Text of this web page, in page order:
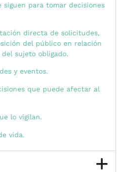
siguen para tomar decisiones
directa de solicitudes,
del público en relación
sujeto obligado.
y eventos.
que puede afectar al
lo vigilan.
vida.